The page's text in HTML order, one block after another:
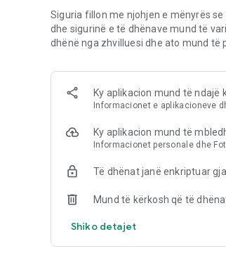
• Lëreni teknologjinë Bean Adapt të
• Rregulloni shpejt cilësimet e
• Krijoni dhe ruani cilësime të
Shijoni dhe zbuloni më shumë rreth
Coffee Link funksionon më së miri
veçoritë e disponueshme.
Përshtatja e kokrrave të
Siguria fillon me njohjen e mënyrës
dhe sigurinë e të dhënave mund të
dhënë nga zhvilluesi dhe ato mund të
Ky aplikacion mund të
Informacionet e aplikacioneve
Ky aplikacion mund të
Informacionet personale dhe
Të dhënat janë enkriptuar
Mund të kërkosh që të
Shiko detajet